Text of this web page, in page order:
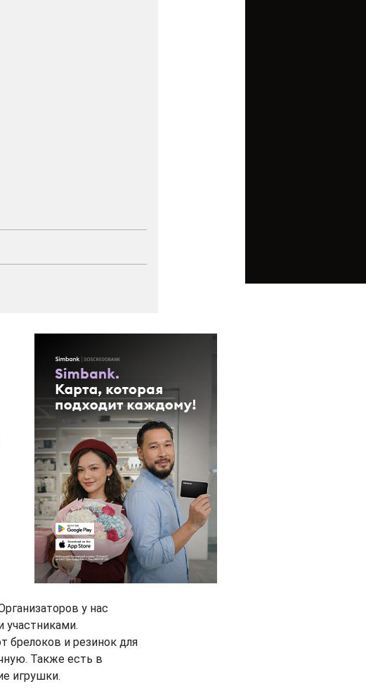
у нас
участниками.
брелоков и резинок для
Также есть в
игрушки.